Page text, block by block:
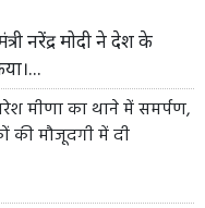
नरेंद्र मोदी ने देश के
मीणा का थाने में समर्पण,
की मौजूदगी में दी